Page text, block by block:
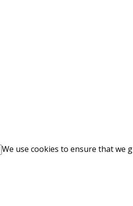
We use cookies to ensure that we